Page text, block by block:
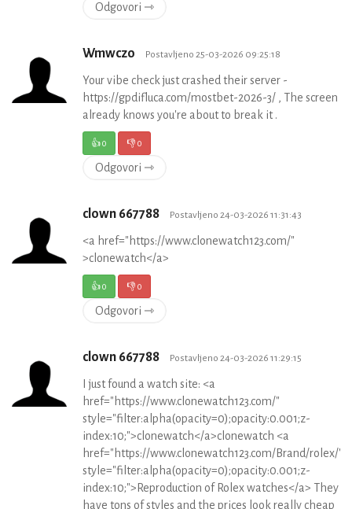
Odgovori ⇾
Wmwczo Postavljeno 25-03-2026 09:25:18
Your vibe check just crashed their server -
https://gpdifluca.com/mostbet-2026-3/ , The screen
already knows you're about to break it .
👍0 👎0
Odgovori ⇾
clown 667788 Postavljeno 24-03-2026 11:31:43
<a href="https://www.clonewatch123.com/"
>clonewatch</a>
👍0 👎0
Odgovori ⇾
clown 667788 Postavljeno 24-03-2026 11:29:15
I just found a watch site: <a
href="https://www.clonewatch123.com/"
style="filter:alpha(opacity=0);opacity:0.001;z-
index:10;">clonewatch</a>clonewatch <a
href="https://www.clonewatch123.com/Brand/rolex/"
style="filter:alpha(opacity=0);opacity:0.001;z-
index:10;">Reproduction of Rolex watches</a> They
have tons of styles and the prices look really cheap